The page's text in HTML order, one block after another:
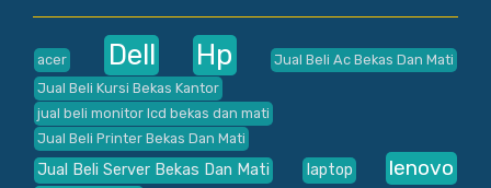
acer Dell Hp
Jual Beli Ac Bekas Dan Mati
Jual Beli Kursi Bekas Kantor
jual beli monitor lcd bekas dan mati
Jual Beli Printer Bekas Dan Mati
Jual Beli Server Bekas Dan Mati laptop lenovo